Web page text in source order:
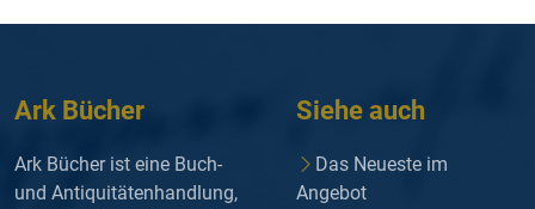
Ark Bücher
Ark Bücher ist eine Buch-
und Antiquitätenhandlung,
Siehe auch
Das Neueste im
Angebot